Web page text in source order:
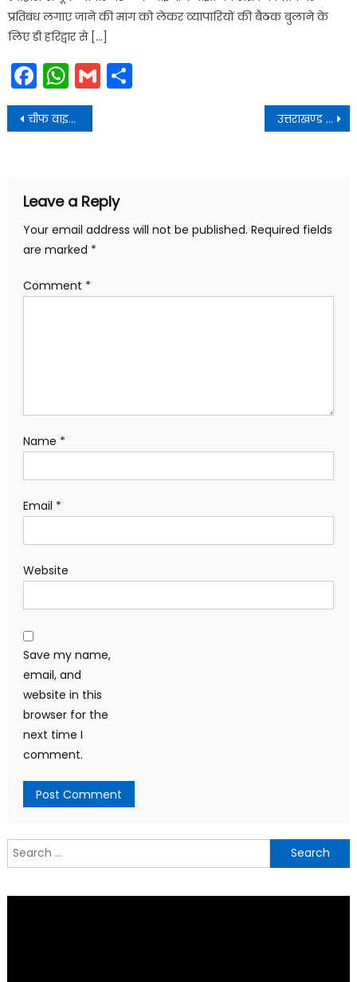
प्रतिबंध लगाए जाने की मांग को लेकर व्यापारियों की बैठक बुलाने के
लिए डी हरिद्वार से […]
Facebook
WhatsApp
Gmail
Post
navigation
चीफ वाइल्डलाइफ वार्डन की अनुमति के बाद वन विभाग ने मौके पर ट्रेंकुलाइज स्नाइपर तैनात किए उत्तराखण्ड वर्दीधारी सिपाही पदों पर सीधी भर्ती की चयन प्रक्रिया नियमावली, 2025 का प्रख्यापन किया
Leave a Reply
Your email address will not be published. Required fields
are marked *
Comment *
Name *
Email *
Website
Save my name,
email, and
website in this
browser for the
next time I
comment.
Search
for: